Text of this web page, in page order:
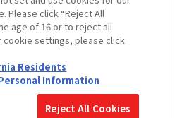
扱いに関する保護方針
著作権・商標について
本的な対応方針
イト一覧を表示する
Please click “Reject All
age of 16 or to reject all
cookie settings, please click
Residents
Information
Reject All Cookies